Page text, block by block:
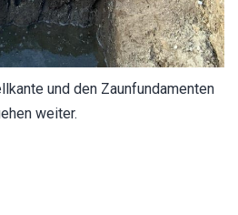
und den Zaunfundamenten
weiter.